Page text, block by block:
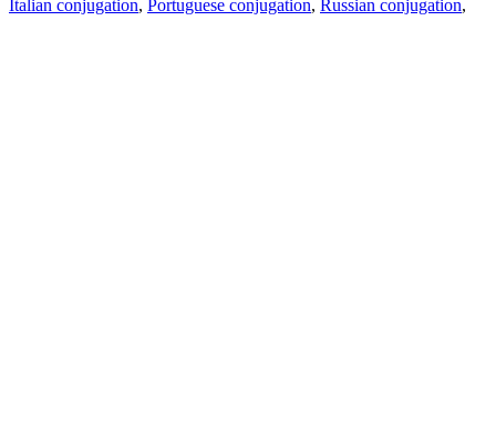
Italian conjugation, Portuguese conjugation, Russian conjugation,